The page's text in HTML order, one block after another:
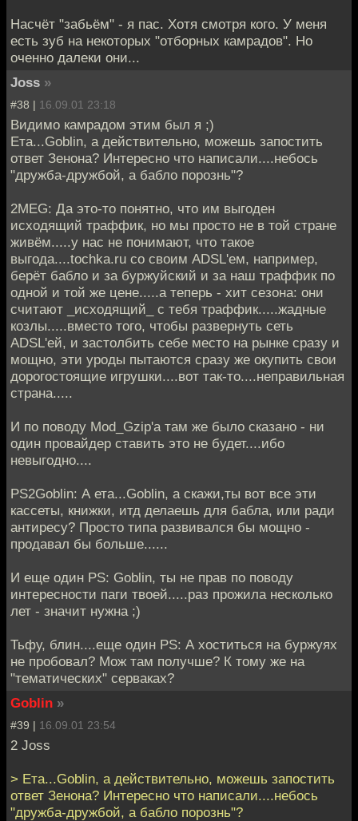
Насчёт "забьём" - я пас. Хотя смотря кого. У меня
есть зуб на некоторых "отборных камрадов". Но
оченно далеки они...
Joss »
#38 | 16.09.01 23:18
Видимо камрадом этим был я ;)
Ета...Goblin, а действительно, можешь запостить
ответ Зенона? Интересно что написали....небось
"дружба-дружбой, а бабло порознь"?
2MEG: Да это-то понятно, что им выгоден
исходящий траффик, но мы просто не в той стране
живём.....у нас не понимают, что такое
выгода....tochka.ru со своим ADSL'ем, например,
берёт бабло и за буржуйский и за наш траффик по
одной и той же цене.....а теперь - хит сезона: они
считают _исходящий_ с тебя траффик.....жадные
козлы.....вместо того, чтобы развернуть сеть
ADSL'ей, и застолбить себе место на рынке сразу и
мощно, эти уроды пытаются сразу же окупить свои
дорогостоящие игрушки....вот так-то....неправильная
страна.....
И по поводу Mod_Gzip'а там же было сказано - ни
один провайдер ставить это не будет....ибо
невыгодно....
PS2Goblin: А ета...Goblin, а скажи,ты вот все эти
кассеты, книжки, итд делаешь для бабла, или ради
антиресу? Просто типа развивался бы мощно -
продавал бы больше......
И еще один PS: Goblin, ты не прав по поводу
интересности паги твоей.....раз прожила несколько
лет - значит нужна ;)
Тьфу, блин....еще один PS: А хоститься на буржуях
не пробовал? Мож там получше? К тому же на
"тематических" серваках?
Goblin »
#39 | 16.09.01 23:54
2 Joss
> Ета...Goblin, а действительно, можешь запостить
ответ Зенона? Интересно что написали....небось
"дружба-дружбой, а бабло порознь"?